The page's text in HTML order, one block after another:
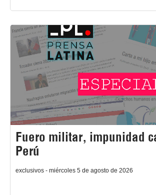
Fuero militar, impunidad
Perú
exclusivos - miércoles 5 de agosto de 2026